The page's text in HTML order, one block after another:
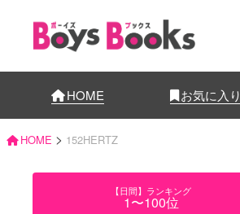
HOME お気に入り
HOME > 152HERTZ
【日間】ランキング
1〜100位